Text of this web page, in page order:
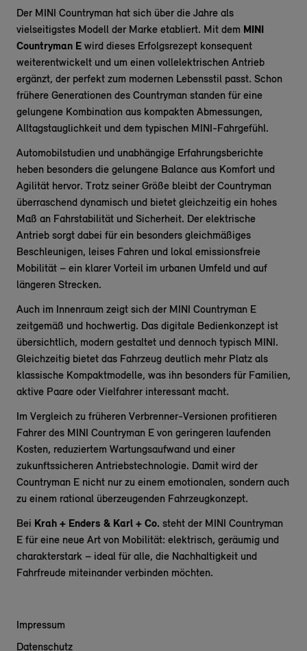
Der MINI Countryman hat sich über die Jahre als
vielseitigstes Modell der Marke etabliert. Mit dem MINI
Countryman E wird dieses Erfolgsrezept konsequent
weiterentwickelt und um einen vollelektrischen Antrieb
ergänzt, der perfekt zum modernen Lebensstil passt. Schon
frühere Generationen des Countryman standen für eine
gelungene Kombination aus kompakten Abmessungen,
Alltagstauglichkeit und dem typischen MINI-Fahrgefühl.
Automobilstudien und unabhängige Erfahrungsberichte
heben besonders die gelungene Balance aus Komfort und
Agilität hervor. Trotz seiner Größe bleibt der Countryman
überraschend dynamisch und bietet gleichzeitig ein hohes
Maß an Fahrstabilität und Sicherheit. Der elektrische
Antrieb sorgt dabei für ein besonders gleichmäßiges
Beschleunigen, leises Fahren und lokal emissionsfreie
Mobilität – ein klarer Vorteil im urbanen Umfeld und auf
längeren Strecken.
Auch im Innenraum zeigt sich der MINI Countryman E
zeitgemäß und hochwertig. Das digitale Bedienkonzept ist
übersichtlich, modern gestaltet und dennoch typisch MINI.
Gleichzeitig bietet das Fahrzeug deutlich mehr Platz als
klassische Kompaktmodelle, was ihn besonders für Familien,
aktive Paare oder Vielfahrer interessant macht.
Im Vergleich zu früheren Verbrenner-Versionen profitieren
Fahrer des MINI Countryman E von geringeren laufenden
Kosten, reduziertem Wartungsaufwand und einer
zukunftssicheren Antriebstechnologie. Damit wird der
Countryman E nicht nur zu einem emotionalen, sondern auch
zu einem rational überzeugenden Fahrzeugkonzept.
Bei Krah + Enders & Karl + Co. steht der MINI Countryman
E für eine neue Art von Mobilität: elektrisch, geräumig und
charakterstark – ideal für alle, die Nachhaltigkeit und
Fahrfreude miteinander verbinden möchten.
Impressum
Datenschutz